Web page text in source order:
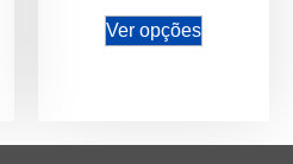
Ver opções